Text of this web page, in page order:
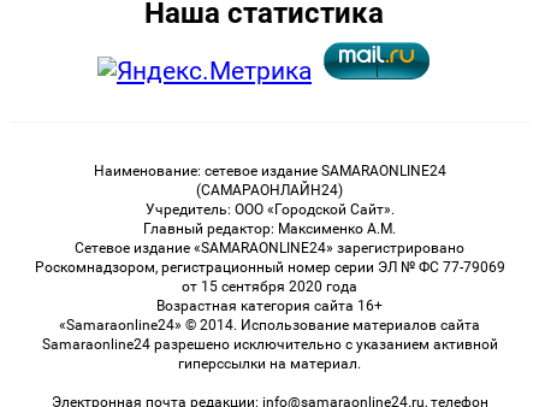
Наша статистика
Наименование: сетевое издание SAMARAONLINE24
(САМАРАОНЛАЙН24)
Учредитель: ООО «Городской Сайт».
Главный редактор: Максименко А.М.
Сетевое издание «SAMARAONLINE24» зарегистрировано
Роскомнадзором, регистрационный номер серии ЭЛ № ФС 77-79069
от 15 сентября 2020 года
Возрастная категория сайта 16+
«Samaraonline24» © 2014. Использование материалов сайта
Samaraonline24 разрешено исключительно с указанием активной
гиперссылки на материал.
Электронная почта редакции: info@samaraonline24.ru, телефон